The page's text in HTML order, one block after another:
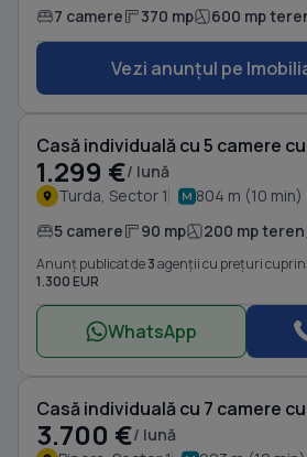
7 camere 370 mp 600 mp
Vezi anunțul pe
1.299 €/ lună
Turda, Sector 1 804 m (10 min)
5 camere 90 mp 200 mp teren
Anunț publicat de3agenții cu prețuri
1.300 EUR
WhatsApp
3.700 €/ lună